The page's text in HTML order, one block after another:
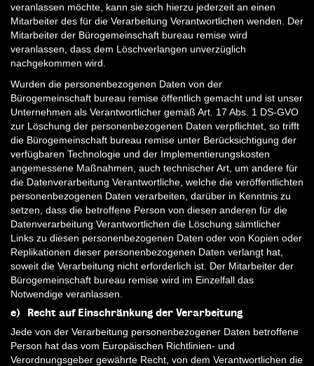
veranlassen möchte, kann sie sich hierzu jederzeit an einen
Mitarbeiter des für die Verarbeitung Verantwortlichen wenden. Der
Mitarbeiter der Bürogemeinschaft bureau remise wird
veranlassen, dass dem Löschverlangen unverzüglich
nachgekommen wird.
Wurden die personenbezogenen Daten von der
Bürogemeinschaft bureau remise öffentlich gemacht und ist unser
Unternehmen als Verantwortlicher gemäß Art. 17 Abs. 1 DS-GVO
zur Löschung der personenbezogenen Daten verpflichtet, so trifft
die Bürogemeinschaft bureau remise unter Berücksichtigung der
verfügbaren Technologie und der Implementierungskosten
angemessene Maßnahmen, auch technischer Art, um andere für
die Datenverarbeitung Verantwortliche, welche die veröffentlichten
personenbezogenen Daten verarbeiten, darüber in Kenntnis zu
setzen, dass die betroffene Person von diesen anderen für die
Datenverarbeitung Verantwortlichen die Löschung sämtlicher
Links zu diesen personenbezogenen Daten oder von Kopien oder
Replikationen dieser personenbezogenen Daten verlangt hat,
soweit die Verarbeitung nicht erforderlich ist. Der Mitarbeiter der
Bürogemeinschaft bureau remise wird im Einzelfall das
Notwendige veranlassen.
e) Recht auf Einschränkung der Verarbeitung
Jede von der Verarbeitung personenbezogener Daten betroffene
Person hat das vom Europäischen Richtlinien- und
Verordnungsgeber gewährte Recht, von dem Verantwortlichen die